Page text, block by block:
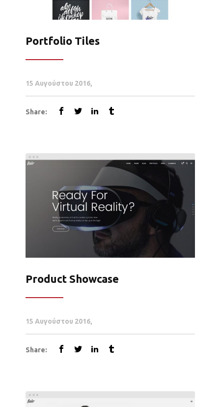
Portfolio Tiles
15 Αυγούστου 2016
Share:
Product Showcase
15 Αυγούστου 2016
Share: